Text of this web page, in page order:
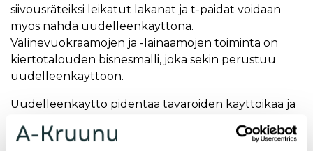
siivousräteiksi leikatut lakanat ja t-paidat voidaan
myös nähdä uudelleenkäyttönä.
Välinevuokraamojen ja -lainaamojen toiminta on
kiertotalouden bisnesmalli, joka sekin perustuu
uudelleenkäyttöön.
Uudelleenkäyttö pidentää tavaroiden käyttöikää ja
että tavaroiden elinkaari pitenee. Mitä pidempään